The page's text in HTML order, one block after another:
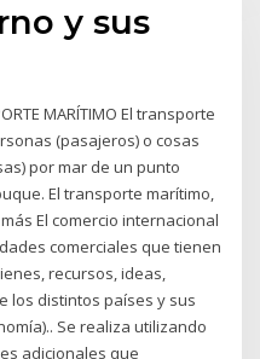
y sus
MARÍTIMO El transporte
(pasajeros) o cosas
por mar de un punto
El transporte marítimo,
El comercio internacional
comerciales que tienen
recursos, ideas,
los distintos países y sus
Se realiza utilizando
adicionales que